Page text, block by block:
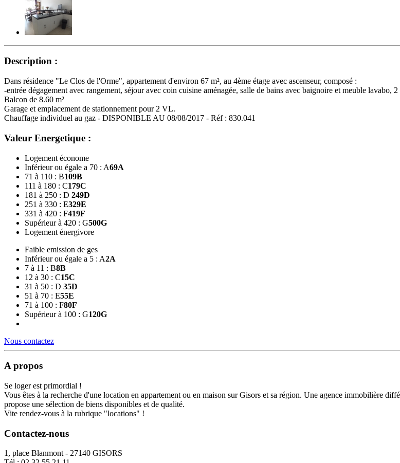
Description :
Dans résidence "Le Clos de l'Orme", appartement d'environ 67 m², au 4ème étage avec ascenseur, composé :
-entrée dégagement avec rangement, séjour avec coin cuisine aménagée, salle de bains avec baignoire et meuble lavabo,
Balcon de 8.60 m²
Garage et emplacement de stationnement pour 2 VL.
Chauffage individuel au gaz - DISPONIBLE AU 08/08/2017 - Réf : 830.041
Valeur Energetique :
Logement économe
Inférieur ou égale a 70 : A69A
71 à 110 : B109B
111 à 180 : C179C
181 à 250 : D 249D
251 à 330 : E329E
331 à 420 : F419F
Supérieur à 420 : G500G
Logement énergivore
Faible emission de ges
Inférieur ou égale a 5 : A2A
7 à 11 : B8B
12 à 30 : C15C
31 à 50 : D 35D
51 à 70 : E55E
71 à 100 : F80F
Supérieur à 100 : G120G
Nous contactez
A propos
Se loger est primordial !
Vous êtes à la recherche d'une location en appartement ou en maison sur Gisors et sa région. Une agence immobilière
propose une sélection de biens disponibles et de qualité.
Vite rendez-vous à la rubrique "locations" !
Contactez-nous
1, place Blanmont - 27140 GISORS